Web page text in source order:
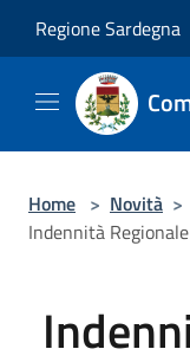
Regione Sardegna
Home > Novità >
Indennità